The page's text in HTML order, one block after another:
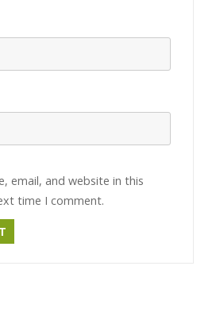
email, and website in this
time I comment.